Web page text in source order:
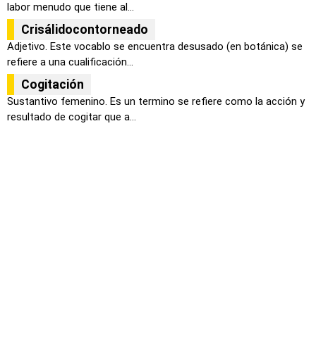
labor menudo que tiene al...
Crisálidocontorneado
Adjetivo. Este vocablo se encuentra desusado (en botánica) se
refiere a una cualificación...
Cogitación
Sustantivo femenino. Es un termino se refiere como la acción y
resultado de cogitar que a...